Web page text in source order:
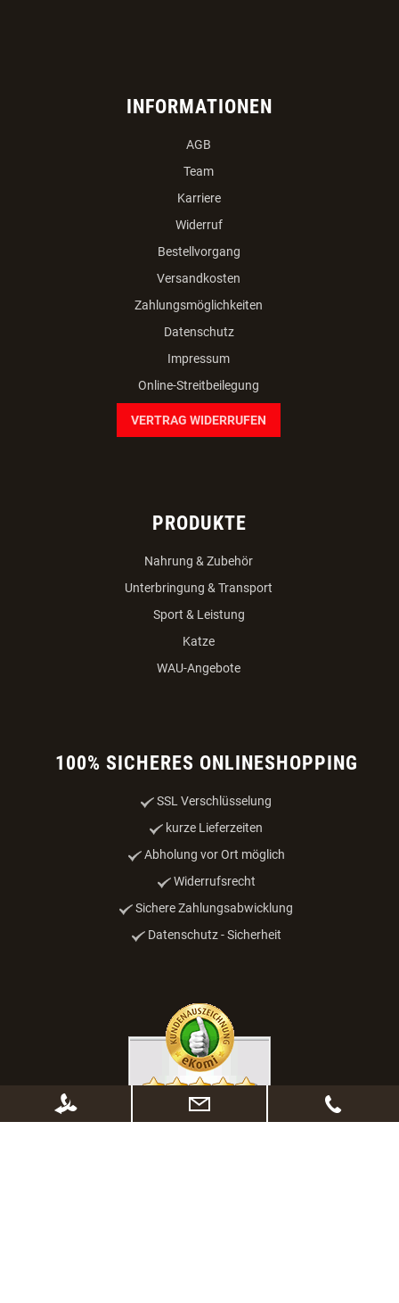
INFORMATIONEN
AGB
Team
Karriere
Widerruf
Bestellvorgang
Versandkosten
Zahlungsmöglichkeiten
Datenschutz
Impressum
Online-Streitbeilegung
VERTRAG WIDERRUFEN
PRODUKTE
Nahrung & Zubehör
Unterbringung & Transport
Sport & Leistung
Katze
WAU-Angebote
100% SICHERES ONLINESHOPPING
SSL Verschlüsselung
kurze Lieferzeiten
Abholung vor Ort möglich
Widerrufsrecht
Sichere Zahlungsabwicklung
Datenschutz - Sicherheit